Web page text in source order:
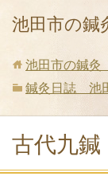
池田市の
池田市の鍼
鍼灸日誌 池
古代九